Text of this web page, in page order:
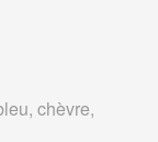
chèvre,